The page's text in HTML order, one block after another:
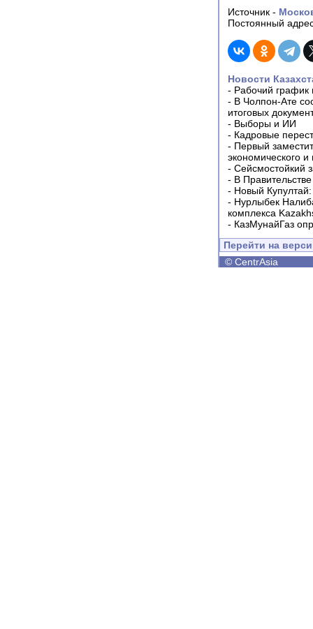
Источник -
Постоянный
Новости
- Рабочий график
- В Чолпон-Ате
итоговых
- Выборы и ИИ
- Кадровые
- Первый
экономического
- Сейсмостойкий
- В
- Новый
- Нурлыбек
комплекса
- КазМунайГаз
Перейти на
© CentrAsia